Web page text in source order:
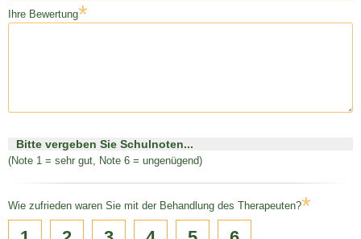
Ihre Bewertung*
Bitte vergeben Sie Schulnoten...
(Note 1 = sehr gut, Note 6 = ungenügend)
Wie zufrieden waren Sie mit der Behandlung des Therapeuten?*